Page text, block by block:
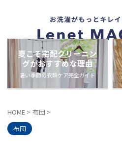
夏こそ宅配クリーニン
グがおすすめな理由
暑い季節の衣類ケア完全ガイド
HOME > 布団 >
布団